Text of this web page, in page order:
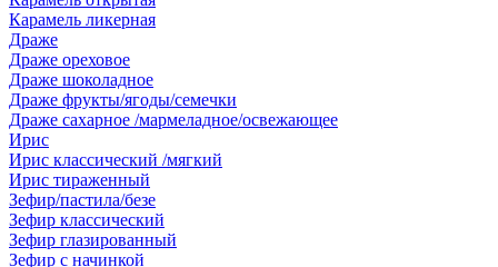
Карамель ликерная
Драже
Драже ореховое
Драже шоколадное
Драже фрукты/ягоды/семечки
Драже сахарное /мармеладное/освежающее
Ирис
Ирис классический /мягкий
Ирис тираженный
Зефир/пастила/безе
Зефир классический
Зефир глазированный
Зефир с начинкой